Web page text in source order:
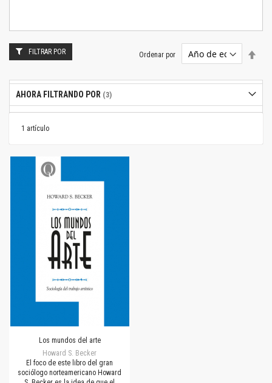
1 artículo
Ordenar por
Los mundos del arte
Howard S. Becker
El foco de este libro del gran
sociólogo norteamericano Howard
FILTRAR POR
AHORA FILTRANDO POR